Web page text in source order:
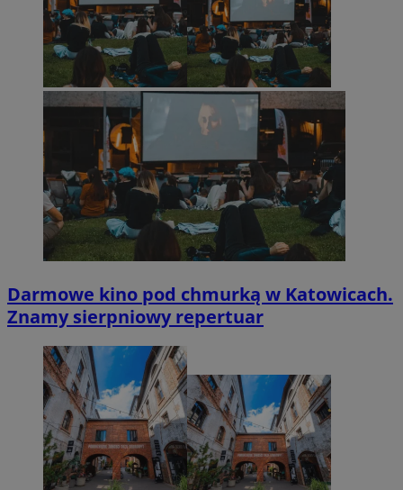
Darmowe kino pod chmurką w Katowicach.
Znamy sierpniowy repertuar